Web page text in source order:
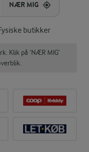
NÆR MIG
butikker
Klik på ‘NÆR MIG’